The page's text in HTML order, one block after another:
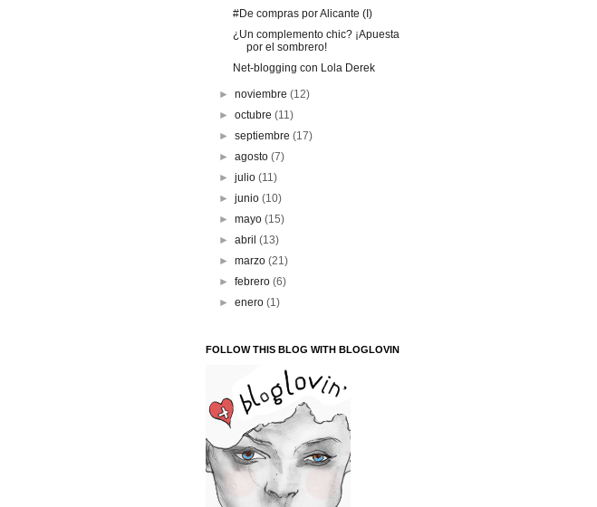
#De compras por Alicante (I)
¿Un complemento chic? ¡Apuesta
por el sombrero!
Net-blogging con Lola Derek
►noviembre(12)
►octubre(11)
►septiembre(17)
►agosto(7)
►julio(11)
►junio(10)
►mayo(15)
►abril(13)
►marzo(21)
►febrero(6)
►enero(1)
FOLLOW THIS BLOG WITH BLOGLOVIN